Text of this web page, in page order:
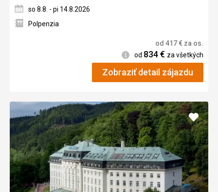
so 8.8. - pi 14.8.2026
Polpenzia
od 417€ za os.
Informácie
od 834€ za všetkých
Zobraziť detail zájazdu
Pridať
do